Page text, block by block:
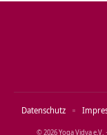
© 2026 Yoga Vidya e.V.
Datenschutz